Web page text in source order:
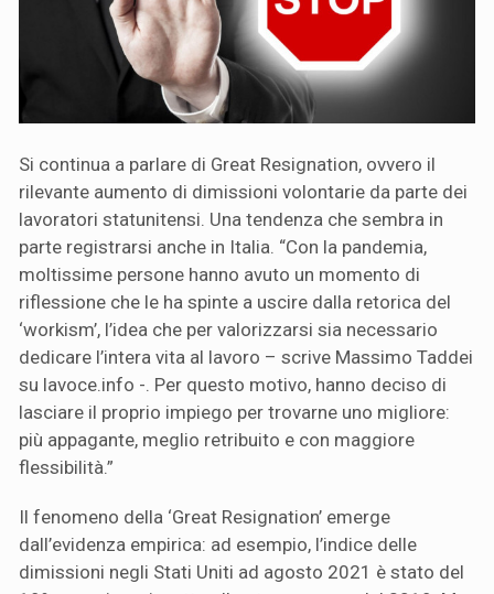
Si continua a parlare di Great Resignation, ovvero il
rilevante aumento di dimissioni volontarie da parte dei
lavoratori statunitensi. Una tendenza che sembra in
parte registrarsi anche in Italia. “Con la pandemia,
moltissime persone hanno avuto un momento di
riflessione che le ha spinte a uscire dalla retorica del
‘workism’, l’idea che per valorizzarsi sia necessario
dedicare l’intera vita al lavoro – scrive Massimo Taddei
su lavoce.info -. Per questo motivo, hanno deciso di
lasciare il proprio impiego per trovarne uno migliore:
più appagante, meglio retribuito e con maggiore
flessibilità.”
Il fenomeno della ‘Great Resignation’ emerge
dall’evidenza empirica: ad esempio, l’indice delle
dimissioni negli Stati Uniti ad agosto 2021 è stato del